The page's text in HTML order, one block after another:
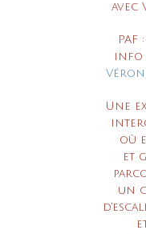
avec
info
Une
où
et
un